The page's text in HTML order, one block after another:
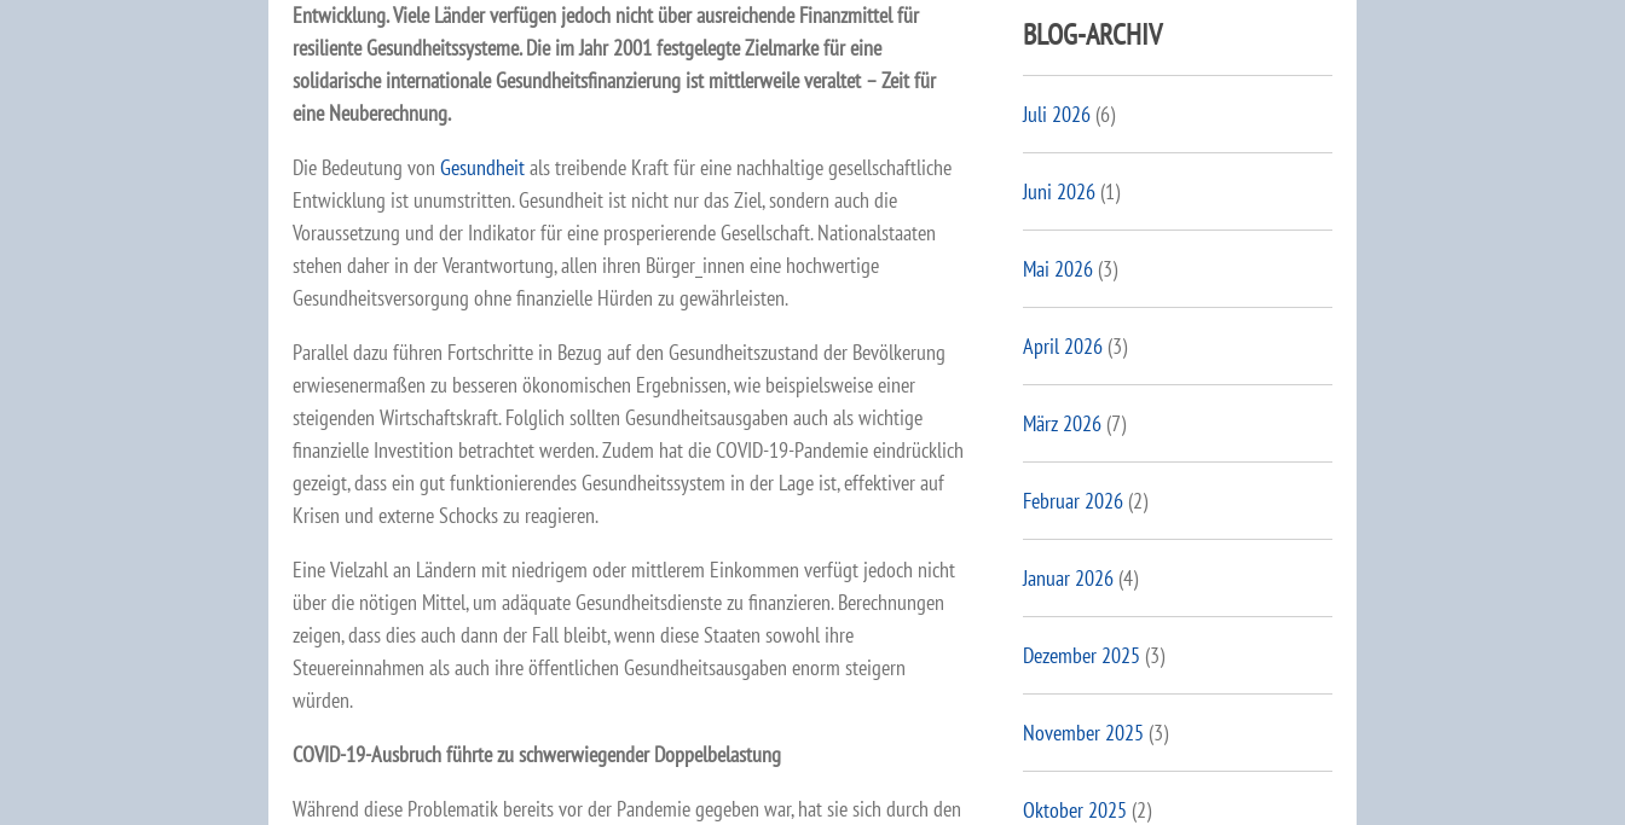
Entwicklung. Viele Länder verfügen jedoch nicht über ausreichende Finanzmittel für
resiliente Gesundheitssysteme. Die im Jahr 2001 festgelegte Zielmarke für eine
solidarische internationale Gesundheitsfinanzierung ist mittlerweile veraltet – Zeit für
eine Neuberechnung.
Die Bedeutung von Gesundheitals treibende Kraft für eine nachhaltige gesellschaftliche
Entwicklung ist unumstritten. Gesundheit ist nicht nur das Ziel, sondern auch die
Voraussetzung und der Indikator für eine prosperierende Gesellschaft. Nationalstaaten
stehen daher in der Verantwortung, allen ihren Bürger_innen eine hochwertige
Gesundheitsversorgung ohne finanzielle Hürden zu gewährleisten.
Parallel dazu führen Fortschritte in Bezug auf den Gesundheitszustand der Bevölkerung
erwiesenermaßen zu besseren ökonomischen Ergebnissen, wie beispielsweise einer
steigenden Wirtschaftskraft. Folglich sollten Gesundheitsausgaben auch als wichtige
finanzielle Investition betrachtet werden. Zudem hat die COVID-19-Pandemie eindrücklich
gezeigt, dass ein gut funktionierendes Gesundheitssystem in der Lage ist, effektiver auf
Krisen und externe Schocks zu reagieren.
Eine Vielzahl an Ländern mit niedrigem oder mittlerem Einkommen verfügt jedoch nicht
über die nötigen Mittel, um adäquate Gesundheitsdienste zu finanzieren. Berechnungen
zeigen, dass dies auch dann der Fall bleibt, wenn diese Staaten sowohl ihre
Steuereinnahmen als auch ihre öffentlichen Gesundheitsausgaben enorm steigern
würden.
COVID-19-Ausbruch führte zu schwerwiegender Doppelbelastung
Während diese Problematik bereits vor der Pandemie gegeben war, hat sie sich durch den
BLOG-ARCHIV
Juli 2026(6)
Juni 2026(1)
Mai 2026(3)
April 2026(3)
März 2026(7)
Februar 2026(2)
Januar 2026(4)
Dezember 2025 (3)
November 2025 (3)
Oktober 2025 (2)